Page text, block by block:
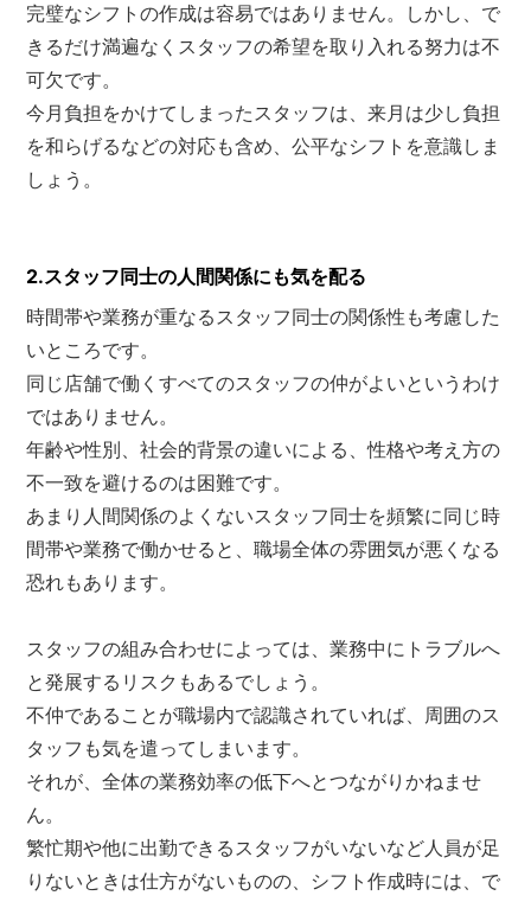
完璧なシフトの作成は容易ではありません。しかし、で
きるだけ満遍なくスタッフの希望を取り入れる努力は不
可欠です。
今月負担をかけてしまったスタッフは、来月は少し負担
を和らげるなどの対応も含め、公平なシフトを意識しま
しょう。
2.スタッフ同士の人間関係にも気を配る
時間帯や業務が重なるスタッフ同士の関係性も考慮した
いところです。
同じ店舗で働くすべてのスタッフの仲がよいというわけ
ではありません。
年齢や性別、社会的背景の違いによる、性格や考え方の
不一致を避けるのは困難です。
あまり人間関係のよくないスタッフ同士を頻繁に同じ時
間帯や業務で働かせると、職場全体の雰囲気が悪くなる
恐れもあります。
スタッフの組み合わせによっては、業務中にトラブルへ
と発展するリスクもあるでしょう。
不仲であることが職場内で認識されていれば、周囲のス
タッフも気を遣ってしまいます。
それが、全体の業務効率の低下へとつながりかねませ
ん。
繁忙期や他に出勤できるスタッフがいないなど人員が足
りないときは仕方がないものの、シフト作成時には、で